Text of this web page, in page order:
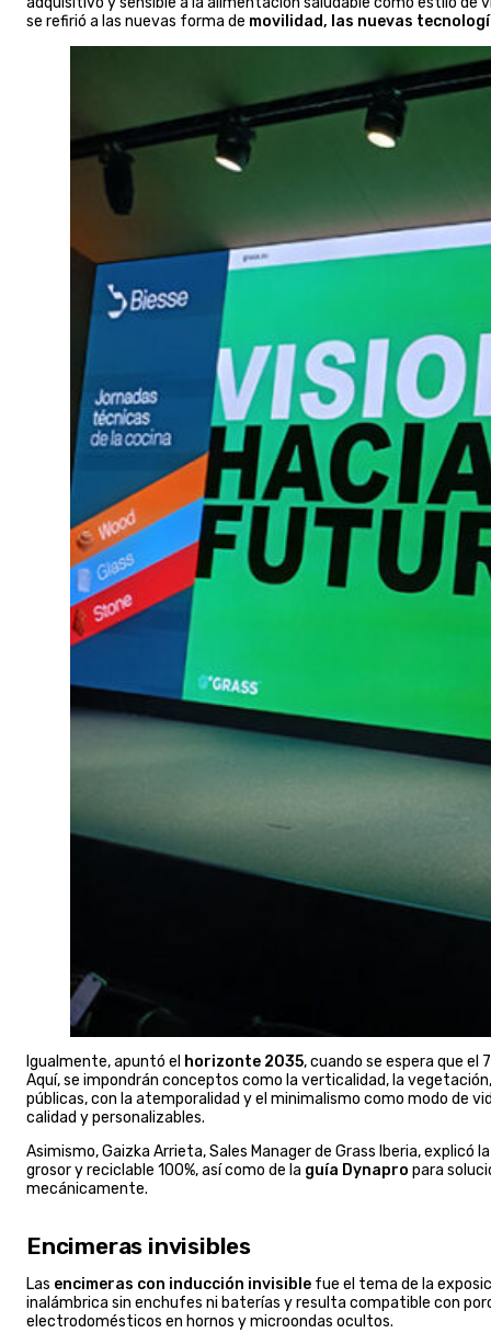
se refirió a las nuevas forma de movilidad, las nuevas
Igualmente, apuntó el horizonte 2035, cuando se espera que el
Aquí, se impondrán conceptos como la verticalidad, la
públicas, con la atemporalidad y el minimalismo como modo de
calidad y personalizables.
Asimismo, Gaizka Arrieta, Sales Manager de Grass Iberia, explicó
grosor y reciclable 100%, así como de la guía Dynapro para
mecánicamente.
Encimeras invisibles
Las encimeras con inducción invisible fue el tema de la
inalámbrica sin enchufes ni baterías y resulta compatible con
electrodomésticos en hornos y microondas ocultos.